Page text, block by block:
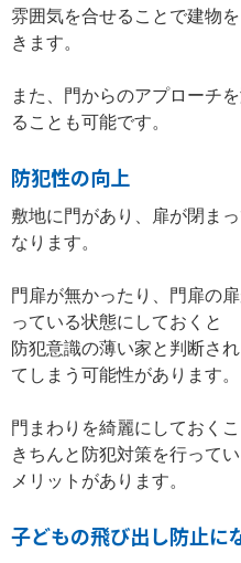
雰囲気を合せることで建物
きます。
また、門からのアプローチ
ることも可能です。
防犯性の向上
敷地に門があり、扉が閉ま
なります。
門扉が無かったり、門扉の
っている状態にしておくと
防犯意識の薄い家と判断さ
てしまう可能性があります。
門まわりを綺麗にしておく
きちんと防犯対策を行って
メリットがあります。
子どもの飛び出し防止に